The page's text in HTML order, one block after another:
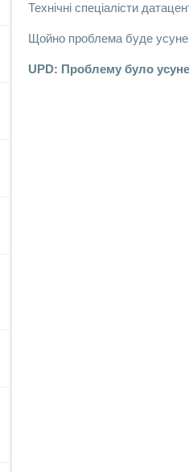
Технічні спеціалісти
Щойно проблема буде
UPD: Проблему було